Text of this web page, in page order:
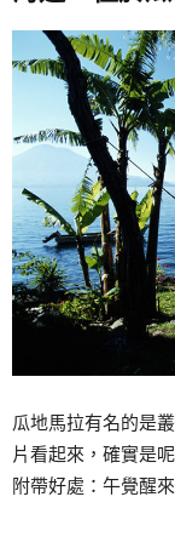
瓜地馬拉有名的是
片看起來，確實是呢
附帶好處：午覺醒